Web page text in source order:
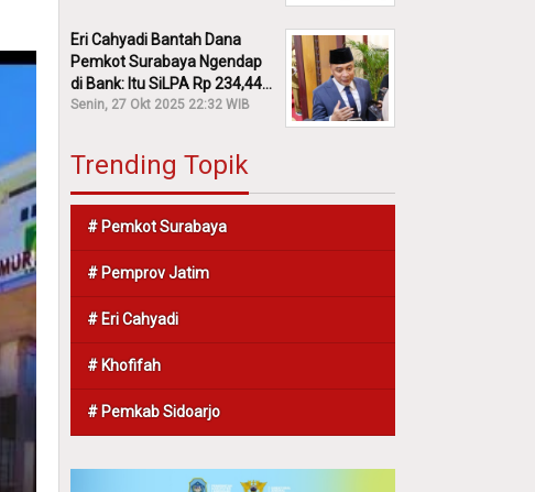
Eri Cahyadi Bantah Dana
Pemkot Surabaya Ngendap
di Bank: Itu SiLPA Rp 234,44
M!
Senin, 27 Okt 2025 22:32 WIB
Trending Topik
# Pemkot Surabaya
# Pemprov Jatim
# Eri Cahyadi
# Khofifah
# Pemkab Sidoarjo